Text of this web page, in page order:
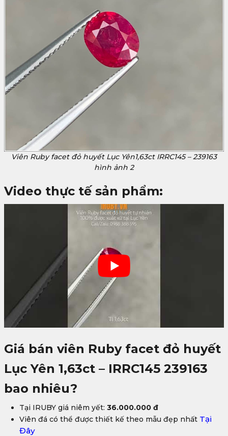
Viên Ruby facet đỏ huyết Lục Yên1,63ct IRRC145 – 239163
hình ảnh 2
Video thực tế sản phẩm:
Giá bán viên Ruby facet đỏ huyết
Lục Yên 1,63ct – IRRC145 239163
bao nhiêu?
Tại IRUBY giá niêm yết: 36.000.000 đ
Viên đá có thể được thiết kế theo mẫu đẹp nhất Tại
Đây